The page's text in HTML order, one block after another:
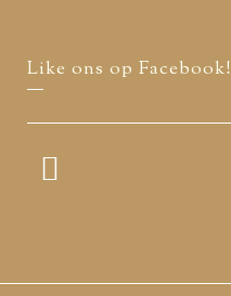
Like ons op Facebook!